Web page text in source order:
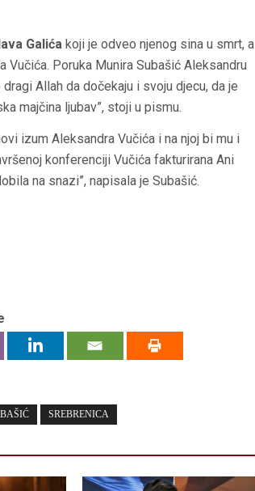
Galića koji je odveo njenog sina u smrt, a
Poruka Munira Subašić Aleksandru
Allah da dočekaju i svoju djecu, da je
majčina ljubav”, stoji u pismu.
izum Aleksandra Vučića i na njoj bi mu i
konferenciji Vučića fakturirana Ani
na snazi”, napisala je Subašić.
SREBRENICA